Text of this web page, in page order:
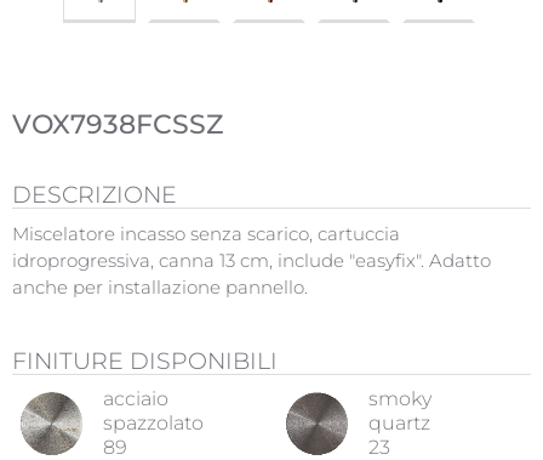
VOX7938FCSSZ
DESCRIZIONE
Miscelatore incasso senza scarico, cartuccia
idroprogressiva, canna 13 cm, include "easyfix". Adatto
anche per installazione pannello.
FINITURE DISPONIBILI
acciaio
spazzolato
89
smoky
quartz
23